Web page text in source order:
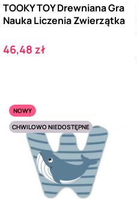
TOOKY TOY Drewniana Gra
Nauka Liczenia Zwierzątka
Cena
46,48 zł
NOWY
CHWILOWO NIEDOSTĘPNE